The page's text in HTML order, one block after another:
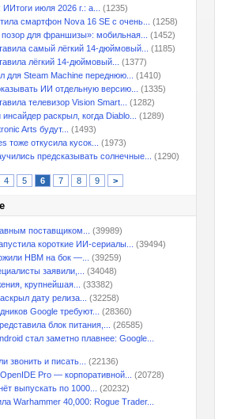
июля 2026 г.: а...
(1235)
смартфон Nova 16 SE с очень...
(1258)
для франшизы»: мобильная...
(1452)
самый лёгкий 14-дюймовый...
(1185)
лёгкий 14-дюймовый...
(1377)
для Steam Machine переднюю...
(1410)
ИИ отдельную версию...
(1335)
телевизор Vision Smart...
(1282)
раскрыл, когда Diablo...
(1289)
Arts будут...
(1493)
тоже откусила кусок...
(1973)
предсказывать солнечные...
(1290)
4 5 6 7 8 9 >
поставщиком...
(39989)
короткие ИИ-сериалы...
(39494)
HBM на бок —...
(39259)
заявили,...
(34048)
крупнейшая...
(33382)
дату релиза...
(32258)
Google требуют...
(28360)
блок питания,...
(26585)
стал заметно плавнее: Google...
звонить и писать...
(22136)
Pro — корпоративной...
(20728)
выпускать по 1000...
(20232)
Warhammer 40,000: Rogue Trader...